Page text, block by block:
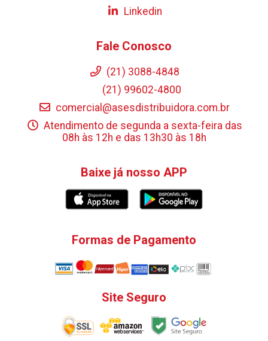
Linkedin
Fale Conosco
(21) 3088-4848
(21) 99602-4800
comercial@asesdistribuidora.com.br
Atendimento de segunda a sexta-feira das
08h às 12h e das 13h30 às 18h
Baixe já nosso APP
Formas de Pagamento
Site Seguro